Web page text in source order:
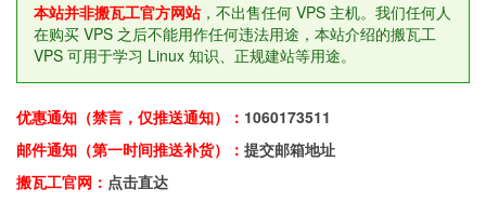
本站并非搬瓦工官方网站，不出售任何 VPS 主机。我们任何人
在购买 VPS 之后不能用作任何违法用途，本站介绍的搬瓦工
VPS 可用于学习 Linux 知识、正规建站等用途。
优惠通知（禁言，仅推送通知）： 1060173511
邮件通知（第一时间推送补货）： 提交邮箱地址
搬瓦工官网： 点击直达